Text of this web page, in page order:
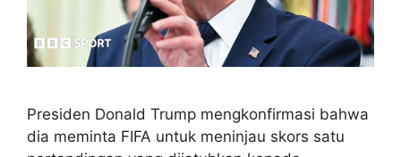
Presiden Donald Trump mengkonfirmasi bahwa
dia meminta FIFA untuk meninjau skors satu